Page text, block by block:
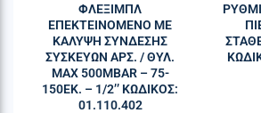
ΦΛΕΞΙΜΠΛ
ΕΠΕΚΤEIΝΟΜΕΝΟ ΜΕ
ΚΑΛΥΨH ΣΥΝΔΕΣΗΣ
ΣΥΣΚΕΥΩΝ ΑΡΣ. / ΘΥΛ.
MAX 500MBAR – 75-
150ΕΚ. – 1/2’’ ΚΩΔΙΚΌΣ:
01.110.402